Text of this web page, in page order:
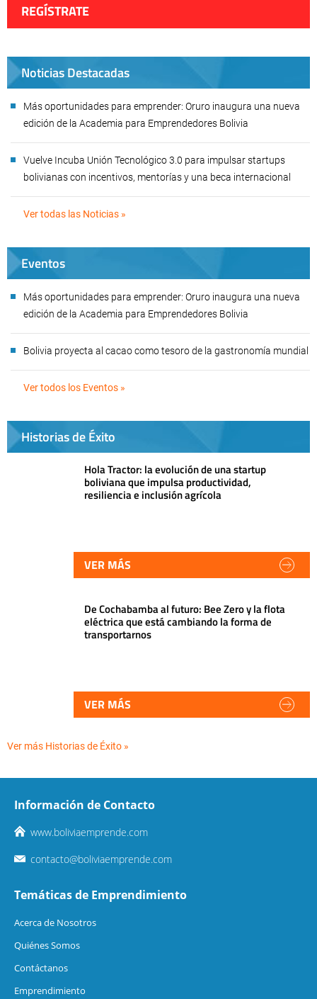
REGÍSTRATE
Noticias Destacadas
Más oportunidades para emprender: Oruro inaugura una nueva
edición de la Academia para Emprendedores Bolivia
Vuelve Incuba Unión Tecnológico 3.0 para impulsar startups
bolivianas con incentivos, mentorías y una beca internacional
Ver todas las Noticias »
Eventos
Más oportunidades para emprender: Oruro inaugura una nueva
edición de la Academia para Emprendedores Bolivia
Bolivia proyecta al cacao como tesoro de la gastronomía mundial
Ver todos los Eventos »
Historias de Éxito
Hola Tractor: la evolución de una startup
boliviana que impulsa productividad,
resiliencia e inclusión agrícola
VER MÁS
De Cochabamba al futuro: Bee Zero y la flota
eléctrica que está cambiando la forma de
transportarnos
VER MÁS
Ver más Historias de Éxito »
Información de Contacto
www.boliviaemprende.com
contacto@boliviaemprende.com
Temáticas de Emprendimiento
Acerca de Nosotros
Quiénes Somos
Contáctanos
Emprendimiento